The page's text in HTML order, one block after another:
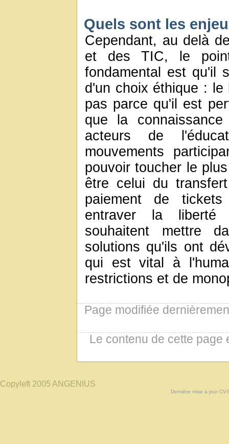
Quels sont les
Cependant, au delà
et des TIC, le
fondamental est qu'il
d'un choix éthique :
pas parce qu'il est
que la
acteurs de
mouvements
pouvoir toucher le
être celui du
paiement de tickets
entraver la liberté
souhaitent mettre
solutions qu'ils ont
qui est vital à
restrictions et de
Page modifiée
Le contenu de cette
Copyleft 2005 ANGENIUS
Dernière mise à jour